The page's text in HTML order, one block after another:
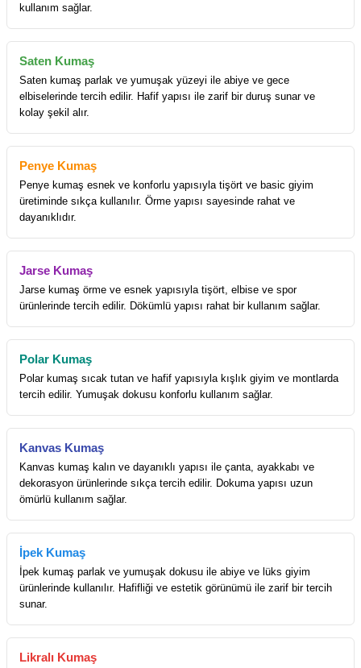
kullanım sağlar.
Saten Kumaş
Saten kumaş parlak ve yumuşak yüzeyi ile abiye ve gece
elbiselerinde tercih edilir. Hafif yapısı ile zarif bir duruş sunar ve
kolay şekil alır.
Penye Kumaş
Penye kumaş esnek ve konforlu yapısıyla tişört ve basic giyim
üretiminde sıkça kullanılır. Örme yapısı sayesinde rahat ve
dayanıklıdır.
Jarse Kumaş
Jarse kumaş örme ve esnek yapısıyla tişört, elbise ve spor
ürünlerinde tercih edilir. Dökümlü yapısı rahat bir kullanım sağlar.
Polar Kumaş
Polar kumaş sıcak tutan ve hafif yapısıyla kışlık giyim ve montlarda
tercih edilir. Yumuşak dokusu konforlu kullanım sağlar.
Kanvas Kumaş
Kanvas kumaş kalın ve dayanıklı yapısı ile çanta, ayakkabı ve
dekorasyon ürünlerinde sıkça tercih edilir. Dokuma yapısı uzun
ömürlü kullanım sağlar.
İpek Kumaş
İpek kumaş parlak ve yumuşak dokusu ile abiye ve lüks giyim
ürünlerinde kullanılır. Hafifliği ve estetik görünümü ile zarif bir tercih
sunar.
Likralı Kumaş